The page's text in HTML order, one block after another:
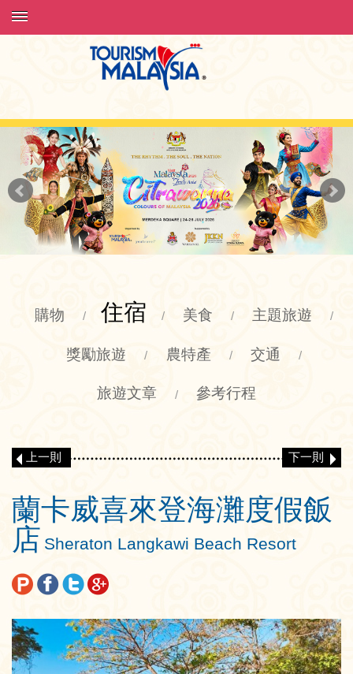
購物 / 住宿 / 美食 / 主題旅遊 /
獎勵旅遊 / 農特產 / 交通 /
旅遊文章 / 參考行程
上一則 下一則
蘭卡威喜來登海灘度假飯
店 Sheraton Langkawi Beach Resort